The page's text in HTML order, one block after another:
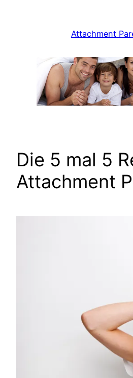
Attachment
Die 5 mal 5
Attachment